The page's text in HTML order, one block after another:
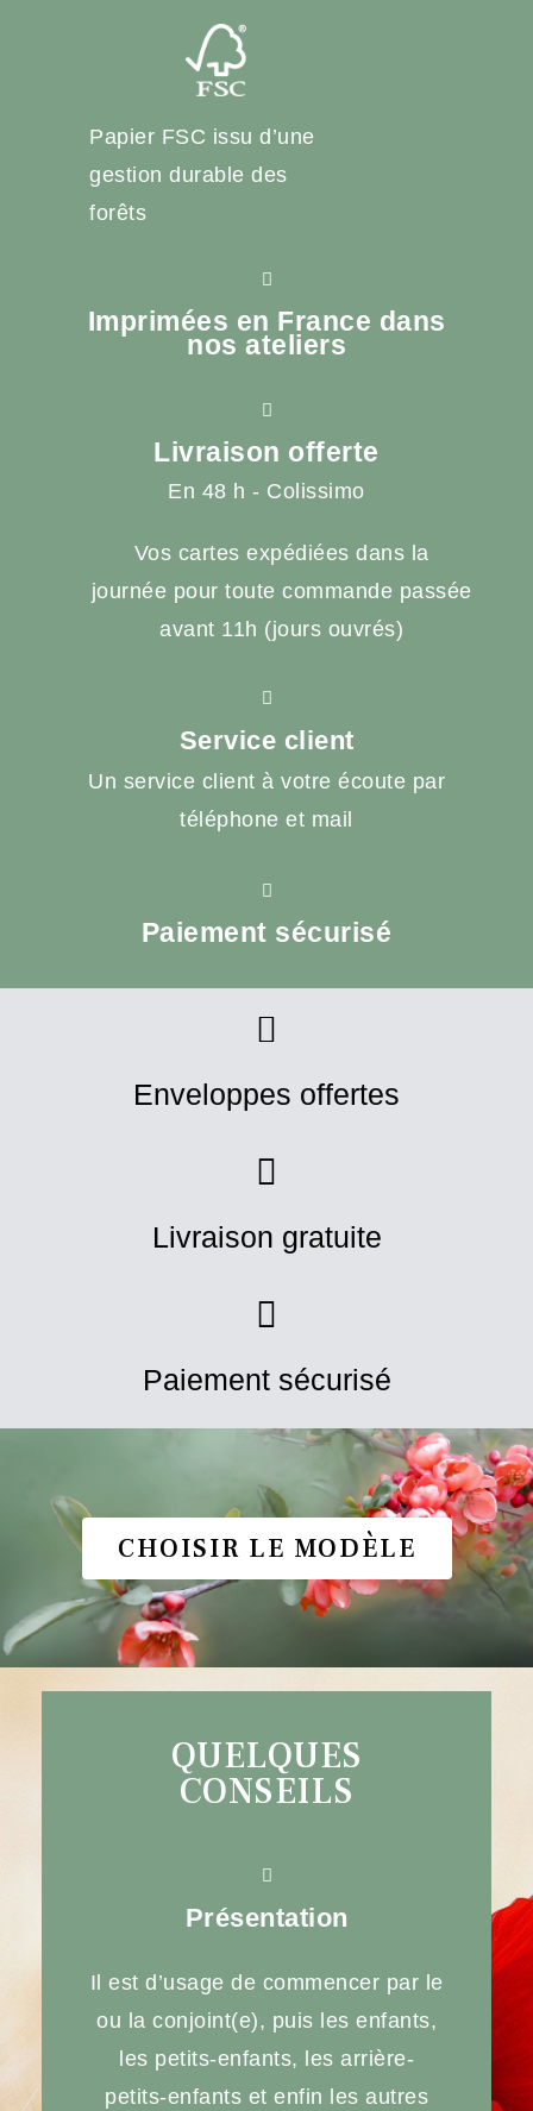
Papier FSC issu d’une
gestion durable des
forêts
Imprimées en France dans
nos ateliers
Livraison offerte
En 48 h - Colissimo
Vos cartes expédiées dans la
journée pour toute commande passée
avant 11h (jours ouvrés)
Service client
Un service client à votre écoute par
téléphone et mail
Paiement sécurisé
Enveloppes offertes
Livraison gratuite
Paiement sécurisé
CHOISIR LE MODÈLE
QUELQUES
CONSEILS
Présentation
Il est d’usage de commencer par le
ou la conjoint(e), puis les enfants,
les petits-enfants, les arrière-
petits-enfants et enfin les autres